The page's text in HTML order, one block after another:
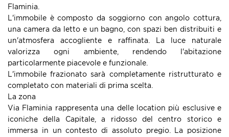
Flaminia.
L'immobile è composto da soggiorno con angolo cottura
una camera da lettoe un bagno , con spazi ben distribuiti e
un'atmosfera accogliente e raffinata. La luce naturale
valorizza ogni ambiente, rendendo l'abitazione
particolarmente piacevole e funzionale.
L'immobile frazionato sarà completamente ristrutturato e
completato con materiali di prima scelta.
La zona
Via Flaminia rappresenta una delle location più esclusive e
iconiche della Capitale, a ridosso del centro storico e
immersa in un contesto di assoluto pregio. La posizione